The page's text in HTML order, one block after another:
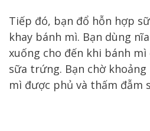
Tiếp đó, bạn đổ hỗn hợp
khay bánh mì. Bạn dùng
xuống cho đến khi bánh
sữa trứng. Bạn chờ
mì được phủ và thấm đẫm